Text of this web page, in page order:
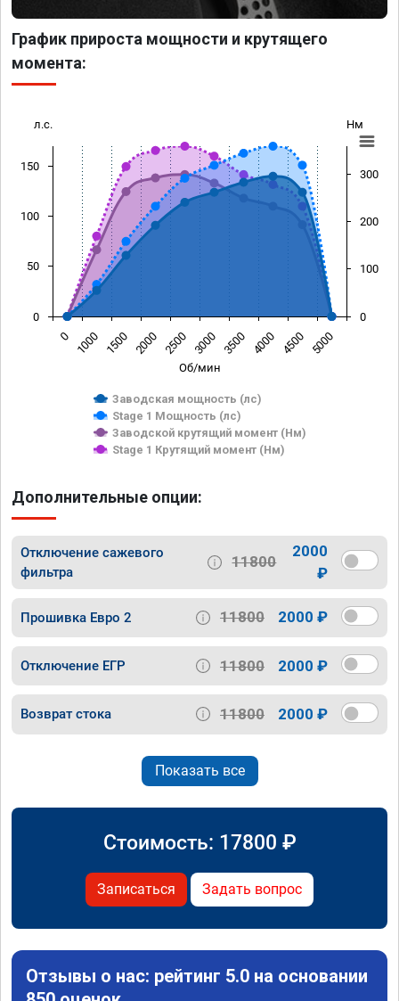
График прироста мощности и крутящего
момента:
Об/мин
л.с. Нм
Заводская мощность (лс)
Stage 1 Мощность (лс)
Заводской крутящий момент (Нм)
Stage 1 Крутящий момент (Нм)
0 1000 1500 2000 2500 3000 3500 4000 4500 5000
0
50
100
150
0
100
200
300
Дополнительные опции:
Отключение сажевого
фильтра
11800
2000
₽
Прошивка Евро 2 11800 2000 ₽
Отключение ЕГР 11800 2000 ₽
Возврат стока 11800 2000 ₽
Показать все
Стоимость: 17800 ₽
Записаться Задать вопрос
Отзывы о нас: рейтинг 5.0 на основании